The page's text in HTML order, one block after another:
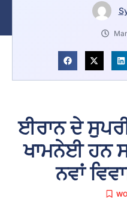
ਈਰਾਨ ਦੇ
ਖਾਮਨੇਈ ਹਨ
ਨਵਾਂ